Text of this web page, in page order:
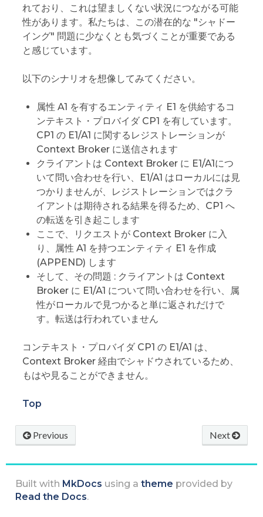
れており、これは望ましくない状況につながる可能
性があります。私たちは、この潜在的な "シャドー
イング" 問題に少なくとも気づくことが重要である
と感じています。
以下のシナリオを想像してみてください。
属性 A1 を有するエンティティ E1 を供給するコ
ンテキスト・プロバイダ CP1 を有しています。
CP1 の E1/A1 に関するレジストレーションが
Context Broker に送信されます
クライアントは Context Broker に E1/A1につ
いて問い合わせを行い、E1/A1 はローカルには見
つかりませんが、レジストレーションではクラ
イアントは期待される結果を得るため、CP1 へ
の転送を引き起こします
ここで、リクエストが Context Broker に入
り、属性 A1 を持つエンティティ E1 を作成
(APPEND) します
そして、その問題 : クライアントは Context
Broker に E1/A1 について問い合わせを行い、属
性がローカルで見つかると単に返されだけで
す。転送は行われていません
コンテキスト・プロバイダ CP1 の E1/A1 は、
Context Broker 経由でシャドウされているため、
もはや見ることができません。
Top
Next
Previous
Built with MkDocs using a theme provided by
Read the Docs.